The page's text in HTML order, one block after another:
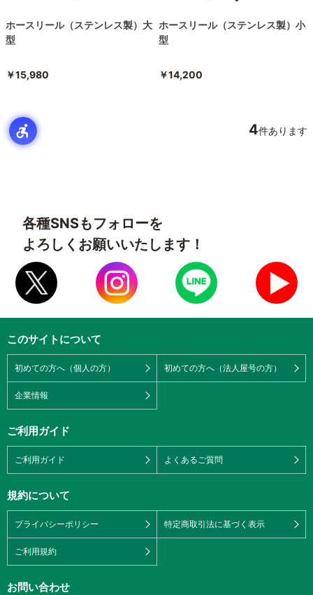
ホースリール（ステンレス製）大
型
￥15,980
ホースリール（ステンレス製）小
型
￥14,200
4件あります
各種SNSもフォローを
よろしくお願いいたします！
このサイトについて
初めての方へ（個人の方） 初めての方へ（法人屋号の方）
企業情報
ご利用ガイド
ご利用ガイド よくあるご質問
規約について
プライバシーポリシー 特定商取引法に基づく表示
ご利用規約
お問い合わせ